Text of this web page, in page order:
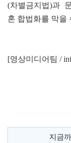
(차별금지법)과
혼 합법화를 막을
[영상미디어팀 /
지금